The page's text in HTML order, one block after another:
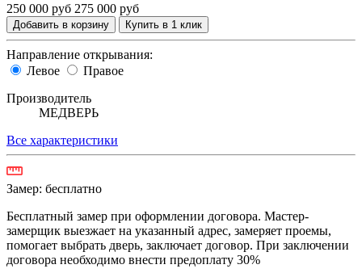
250 000 руб 275 000 руб
Добавить в корзину Купить в 1 клик
Направление открывания:
Левое
Правое
Производитель
МЕДВЕРЬ
Все характеристики
Замер: бесплатно
Бесплатный замер при оформлении договора. Мастер-
замерщик выезжает на указанный адрес, замеряет проемы,
помогает выбрать дверь, заключает договор. При заключении
договора необходимо внести предоплату 30%